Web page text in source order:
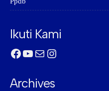
Ikuti Kami
Facebook
YouTube
MailInstagram
Archives